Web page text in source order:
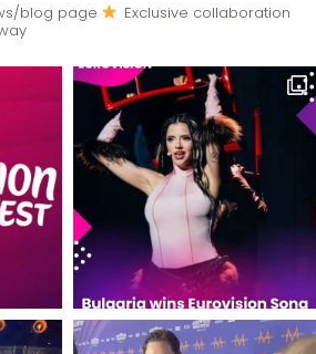
blog page
Exclusive collaboration